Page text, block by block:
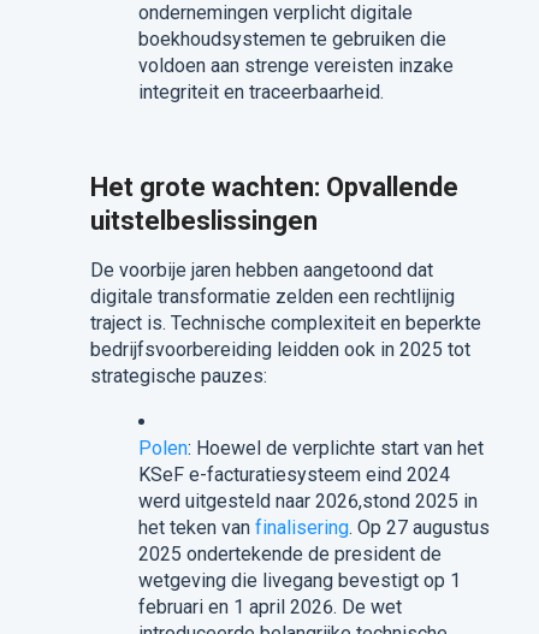
ondernemingen verplicht digitale
boekhoudsystemen te gebruiken die
voldoen aan strenge vereisten inzake
integriteit en traceerbaarheid.
Het grote wachten: Opvallende
uitstelbeslissingen
De voorbije jaren hebben aangetoond dat
digitale transformatie zelden een rechtlijnig
traject is. Technische complexiteit en beperkte
bedrijfsvoorbereiding leidden ook in 2025 tot
strategische pauzes:
Polen: Hoewel de verplichte start van het
KSeF e-facturatiesysteem eind 2024
werd uitgesteld naar 2026,stond 2025 in
het teken van finalisering. Op 27 augustus
2025 ondertekende de president de
wetgeving die livegang bevestigt op 1
februari en 1 april 2026. De wet